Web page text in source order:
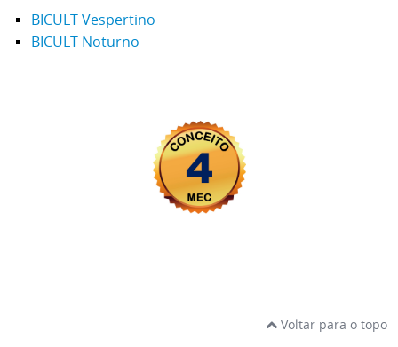
BICULT Vespertino
BICULT Noturno
Voltar para o topo